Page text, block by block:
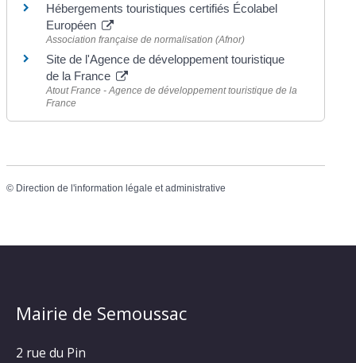
Hébergements touristiques certifiés Écolabel
Européen
Association française de normalisation (Afnor)
Site de l'Agence de développement touristique
de la France
Atout France - Agence de développement touristique de la
France
© Direction de l'information légale et administrative
Mairie de Semoussac
2 rue du Pin